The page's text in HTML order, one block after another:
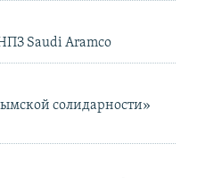
Saudi Aramco
солидарности»